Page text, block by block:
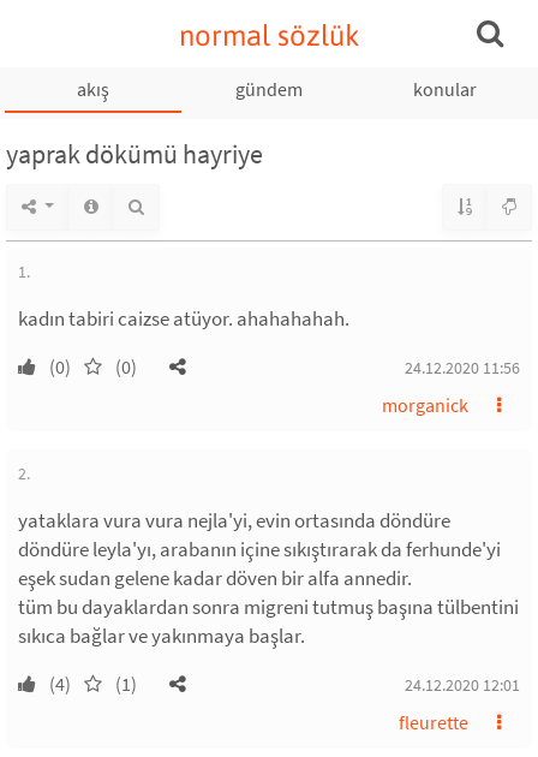
normal sözlük
akış gündem konular
yaprak dökümü hayriye
1.
kadın tabiri caizse atüyor. ahahahahah.
(0) (0) 24.12.2020 11:56
morganick
2.
yataklara vura vura nejla'yi, evin ortasında döndüre
döndüre leyla'yı, arabanın içine sıkıştırarak da ferhunde'yi
eşek sudan gelene kadar döven bir alfa annedir.
tüm bu dayaklardan sonra migreni tutmuş başına tülbentini
sıkıca bağlar ve yakınmaya başlar.
(4) (1) 24.12.2020 12:01
fleurette